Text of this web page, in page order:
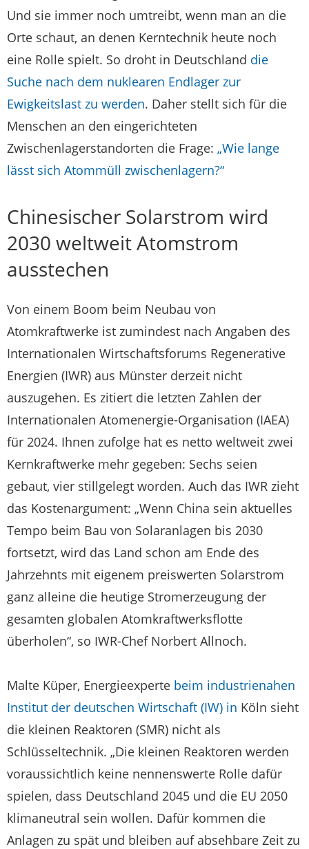
Und sie immer noch umtreibt, wenn man an die
Orte schaut, an denen Kerntechnik heute noch
eine Rolle spielt. So droht in Deutschland die
Suche nach dem nuklearen Endlager zur
Ewigkeitslast zu werden. Daher stellt sich für die
Menschen an den eingerichteten
Zwischenlagerstandorten die Frage: „Wie lange
lässt sich Atommüll zwischenlagern?“
Chinesischer Solarstrom wird
2030 weltweit Atomstrom
ausstechen
Von einem Boom beim Neubau von
Atomkraftwerke ist zumindest nach Angaben des
Internationalen Wirtschaftsforums Regenerative
Energien (IWR) aus Münster derzeit nicht
auszugehen. Es zitiert die letzten Zahlen der
Internationalen Atomenergie-Organisation (IAEA)
für 2024. Ihnen zufolge hat es netto weltweit zwei
Kernkraftwerke mehr gegeben: Sechs seien
gebaut, vier stillgelegt worden. Auch das IWR zieht
das Kostenargument: „Wenn China sein aktuelles
Tempo beim Bau von Solaranlagen bis 2030
fortsetzt, wird das Land schon am Ende des
Jahrzehnts mit eigenem preiswerten Solarstrom
ganz alleine die heutige Stromerzeugung der
gesamten globalen Atomkraftwerksflotte
überholen“, so IWR-Chef Norbert Allnoch.
Malte Küper, Energieexperte beim industrienahen
Institut der deutschen Wirtschaft (IW) in Köln sieht
die kleinen Reaktoren (SMR) nicht als
Schlüsseltechnik. „Die kleinen Reaktoren werden
voraussichtlich keine nennenswerte Rolle dafür
spielen, dass Deutschland 2045 und die EU 2050
klimaneutral sein wollen. Dafür kommen die
Anlagen zu spät und bleiben auf absehbare Zeit zu